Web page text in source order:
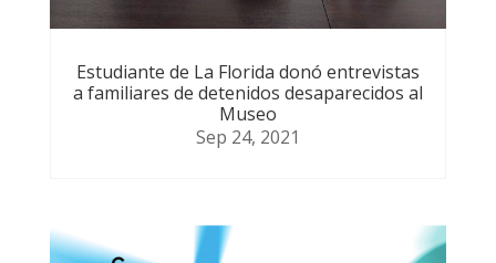
Estudiante de La Florida donó entrevistas
a familiares de detenidos desaparecidos al
Museo
Sep 24, 2021